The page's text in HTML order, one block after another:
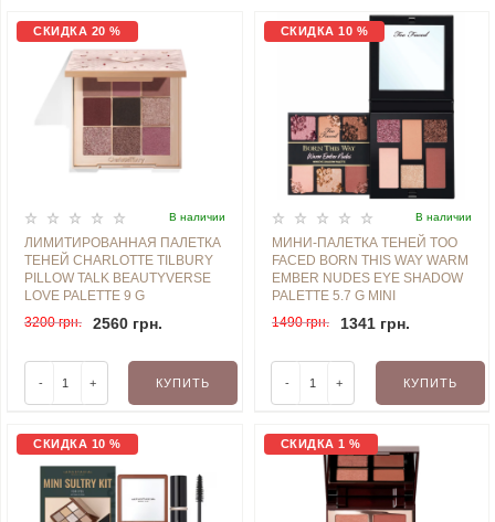
СКИДКА 20 %
В наличии
ЛИМИТИРОВАННАЯ ПАЛЕТКА
ТЕНЕЙ CHARLOTTE TILBURY
PILLOW TALK BEAUTYVERSE
LOVE PALETTE 9 G
3200 грн.
2560 грн.
- + КУПИТЬ
СКИДКА 10 %
В наличии
МИНИ-ПАЛЕТКА ТЕНЕЙ TOO
FACED BORN THIS WAY WARM
EMBER NUDES EYE SHADOW
PALETTE 5.7 G MINI
1490 грн.
1341 грн.
- + КУПИТЬ
СКИДКА 10 % СКИДКА 1 %